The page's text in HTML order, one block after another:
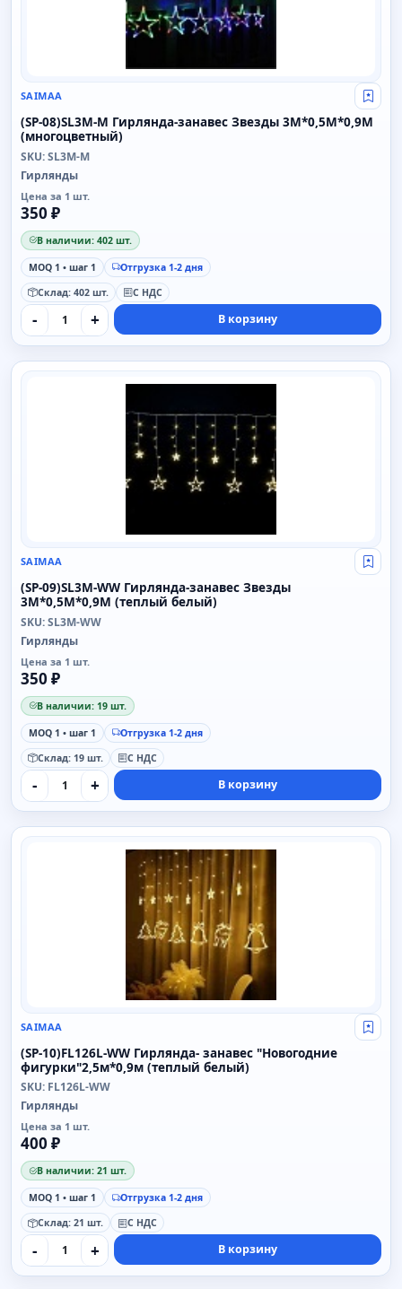
SAIMAA Свой
(SP-08)SL3M-M Гирлянда-занавес Звезды 3M*0,5M*0,9M
(многоцветный)
SKU: SL3M-M
Гирлянды
Цена за 1 шт.
350 ₽
В наличии: 402 шт.
MOQ 1 • шаг 1
Отгрузка 1-2 дня
Склад: 402 шт.
С НДС
- + В корзину
SAIMAA
SAIMAA Свой
(SP-09)SL3M-WW Гирлянда-занавес Звезды
3M*0,5M*0,9M (теплый белый)
SKU: SL3M-WW
Гирлянды
Цена за 1 шт.
350 ₽
В наличии: 19 шт.
MOQ 1 • шаг 1
Отгрузка 1-2 дня
Склад: 19 шт.
С НДС
- + В корзину
SAIMAA
SAIMAA Свой
(SP-10)FL126L-WW Гирлянда- занавес "Новогодние
фигурки"2,5м*0,9м (теплый белый)
SKU: FL126L-WW
Гирлянды
Цена за 1 шт.
400 ₽
В наличии: 21 шт.
MOQ 1 • шаг 1
Отгрузка 1-2 дня
Склад: 21 шт.
С НДС
- + В корзину